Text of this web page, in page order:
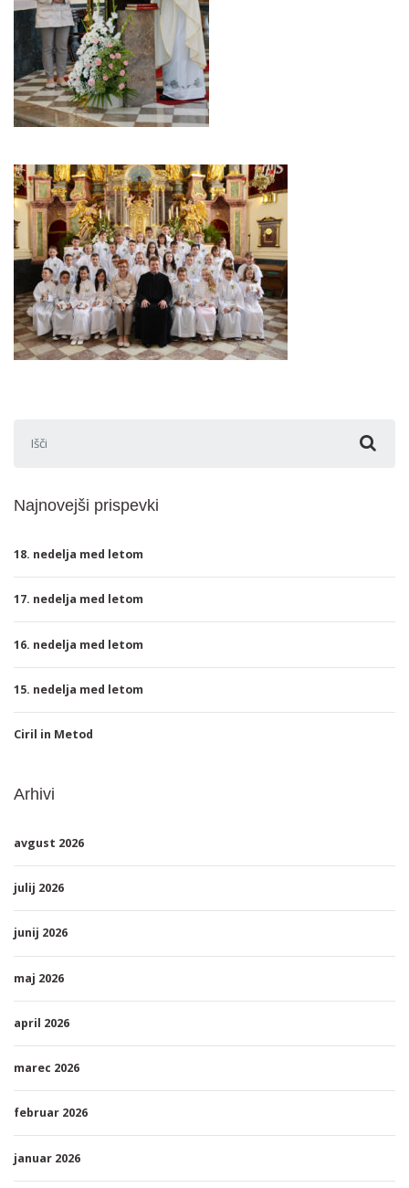
Najnovejši prispevki
18. nedelja med letom
17. nedelja med letom
16. nedelja med letom
15. nedelja med letom
Ciril in Metod
Arhivi
avgust 2026
julij 2026
junij 2026
maj 2026
april 2026
marec 2026
februar 2026
januar 2026